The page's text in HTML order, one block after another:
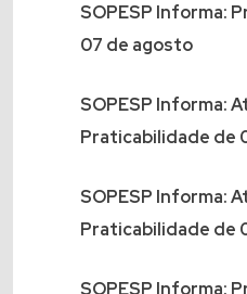
SOPESP Informa:
07 de agosto
SOPESP Informa:
Praticabilidade de
SOPESP Informa:
Praticabilidade de